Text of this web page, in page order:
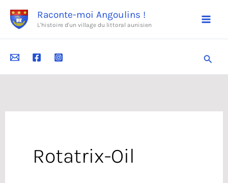
Aller
contenu
Raconte-moi Angoulins !
L'histoire d'un village du littoral aunisien
Rotatrix-Oil